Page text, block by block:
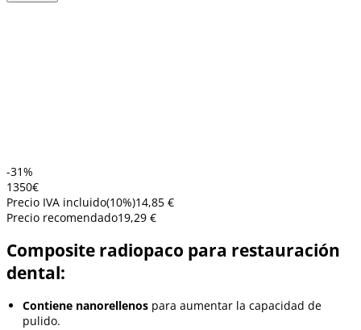
-31%
1350€
Precio IVA incluido(10%)14,85 €
Precio recomendado19,29 €
Composite radiopaco para restauración
dental:
Contiene nanorellenos para aumentar la capacidad de
pulido.